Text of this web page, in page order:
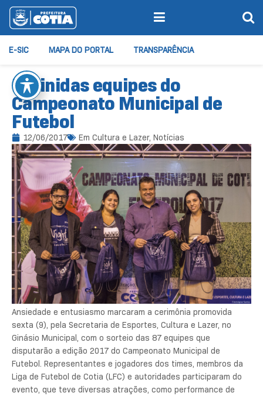
E-SIC MAPA DO PORTAL TRANSPARÊNCIA
Definidas equipes do
Campeonato Municipal de
Futebol
12/06/2017 Em Cultura e Lazer, Notícias
Ansiedade e entusiasmo marcaram a cerimônia promovida
sexta (9), pela Secretaria de Esportes, Cultura e Lazer, no
Ginásio Municipal, com o sorteio das 87 equipes que
disputarão a edição 2017 do Campeonato Municipal de
Futebol. Representantes e jogadores dos times, membros da
Liga de Futebol de Cotia (LFC) e autoridades participaram do
evento, que teve diversas atrações, como performance de